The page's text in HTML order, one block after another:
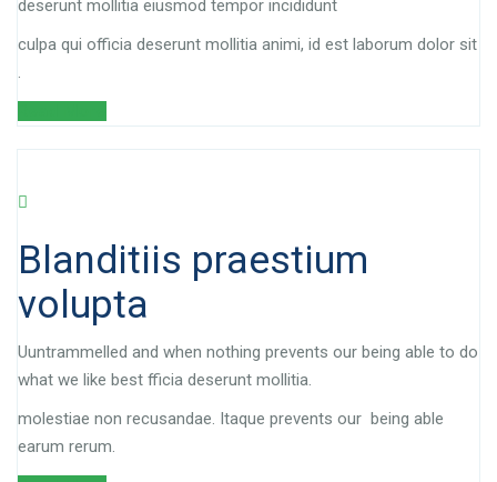
deserunt mollitia eiusmod tempor incididunt
culpa qui officia deserunt mollitia animi, id est laborum dolor sit
.
Blanditiis praestium
volupta
Uuntrammelled and when nothing prevents our being able to do
what we like best fficia deserunt mollitia.
molestiae non recusandae. Itaque prevents our being able
earum rerum.